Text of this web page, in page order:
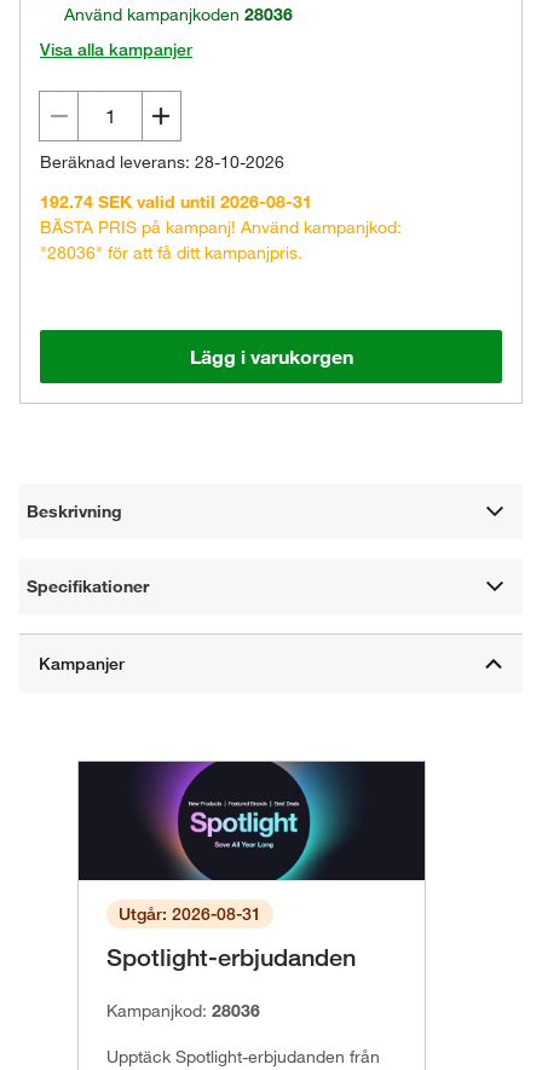
Använd kampanjkoden 28036
Visa alla kampanjer
Beräknad leverans: 28-10-2026
192.74 SEK valid until 2026-08-31
BÄSTA PRIS på kampanj! Använd kampanjkod:
"28036" för att få ditt kampanjpris.
Lägg i varukorgen
Beskrivning
Specifikationer
Utgår: 2026-08-31
Spotlight-erbjudanden
Kampanjkod: 28036
Upptäck Spotlight-erbjudanden från